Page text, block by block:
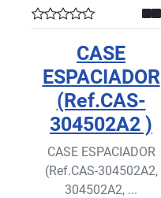
CASE
ESPACIADOR
(Ref.CAS-
304502A2 )
CASE ESPACIADOR
(Ref.CAS-304502A2,
304502A2, ...